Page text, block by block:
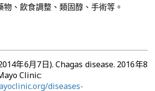
物、飲食調整、類固醇、手術等。
年6月7日). Chagas disease. 2016年8
Clinic:
diseases-